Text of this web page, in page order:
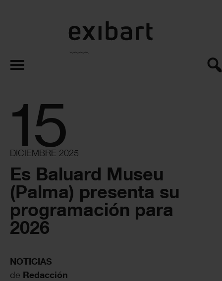
exibart.es
15
DICIEMBRE 2025
Es Baluard Museu
(Palma) presenta su
programación para
2026
NOTICIAS
de Redacción